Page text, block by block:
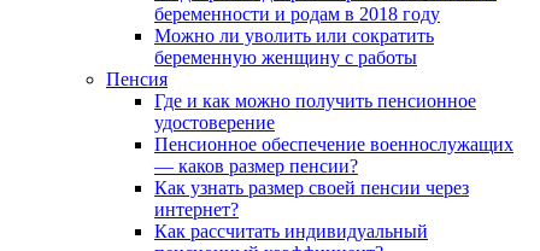
беременности и родам в 2018 году
Можно ли уволить или сократить
беременную женщину с работы
Пенсия
Где и как можно получить пенсионное
удостоверение
Пенсионное обеспечение военнослужащих
— каков размер пенсии?
Как узнать размер своей пенсии через
интернет?
Как рассчитать индивидуальный